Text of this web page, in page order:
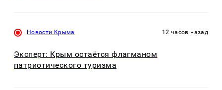
Новости Крыма 12 часов назад
Эксперт: Крым остаётся флагманом
патриотического туризма